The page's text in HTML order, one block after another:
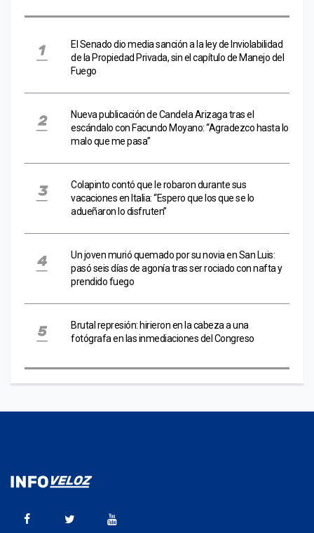
El Senado dio media sanción a la ley de Inviolabilidad
de la Propiedad Privada, sin el capítulo de Manejo del
Fuego
Nueva publicación de Candela Arizaga tras el
escándalo con Facundo Moyano: “Agradezco hasta lo
malo que me pasa”
Colapinto contó que le robaron durante sus
vacaciones en Italia: “Espero que los que se lo
adueñaron lo disfruten”
Un joven murió quemado por su novia en San Luis:
pasó seis días de agonía tras ser rociado con nafta y
prendido fuego
Brutal represión: hirieron en la cabeza a una
fotógrafa en las inmediaciones del Congreso